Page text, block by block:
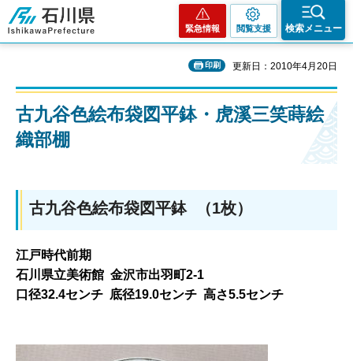
石川県
緊急情報 閲覧支援 検索メニュー
印刷 更新日：2010年4月20日
古九谷色絵布袋図平鉢・虎溪三笑蒔絵
織部棚
古九谷色絵布袋図平鉢 （1枚）
江戸時代前期
石川県立美術館 金沢市出羽町2-1
口径32.4センチ 底径19.0センチ 高さ5.5センチ